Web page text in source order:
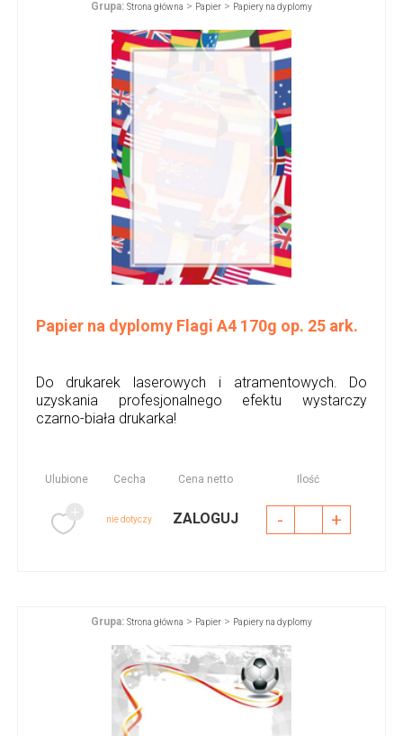
Grupa: Strona główna > Papier > Papiery na dyplomy
Papier na dyplomy Flagi A4 170g op. 25 ark.
Do drukarek laserowych i atramentowych. Do
uzyskania profesjonalnego efektu wystarczy
czarno-biała drukarka!
Ulubione Cecha Cena netto Ilość
nie dotyczy ZALOGUJ - +
Grupa: Strona główna > Papier > Papiery na dyplomy